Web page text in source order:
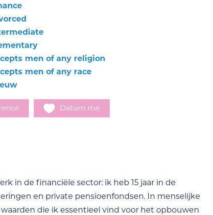
men of any religion
men of any race
Datum me
in de financiële sector: ik heb 15 jaar in de
en private pensioenfondsen. In menselijke
die ik essentieel vind voor het opbouwen